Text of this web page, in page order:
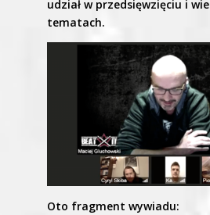
udział w przedsięwzięciu i
tematach.
Oto fragment wywiadu: